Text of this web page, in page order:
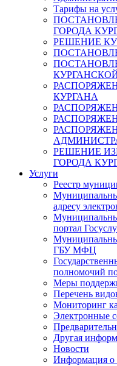
Тарифы на
ГОРОДА
РЕШЕНИЕ
КУРГАНА
РЕШЕНИЕ
ГОРОДА
Услуги
Реестр
адресу
портал
ГБУ МФЦ
полномочий
Меры
Перечень
Мониторинг
Электронные
Другая
Новости
Информация о